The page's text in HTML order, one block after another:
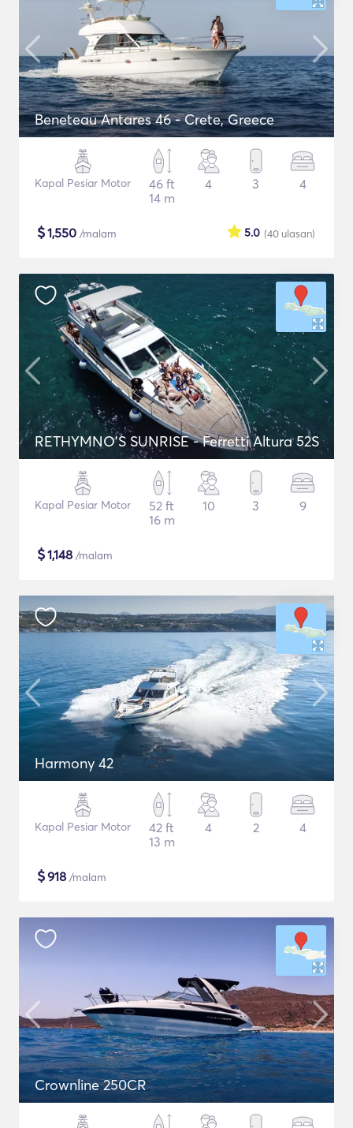
Beneteau Antares 46 - Crete, Greece
Kapal Pesiar Motor
46 ft
14 m
4 3 4
$1,550 /malam (40 ulasan)
5.0
RETHYMNO'S SUNRISE - Ferretti Altura 52S
Kapal Pesiar Motor
52 ft
16 m
10 3 9
$1,148 /malam
Harmony 42
Kapal Pesiar Motor
42 ft
13 m
4 2 4
$918 /malam
Crownline 250CR